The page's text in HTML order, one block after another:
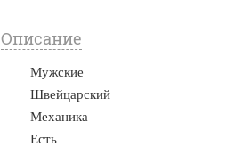
Описание
Мужские
Швейцарский
Механика
Есть